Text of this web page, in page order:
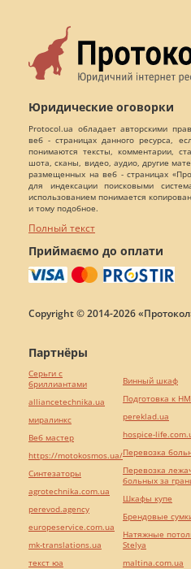
Юридические оговорки
Protocol.ua обладает авторскими
веб - страницах данного ресурса,
понимаются тексты, комментарии,
шота, сканы, видео, аудио, другие
размещенных на веб - страницах
для индексации поисковыми
использованием понимается
и тому подобное.
Полный текст
Приймаємо до оплати
Copyright © 2014-2026
Партнёры
Серьги с
бриллиантами
alliancetechnika.ua
миралинкс
Веб мастер
https://motokosmos.ua/
Синтезаторы
agrotechnika.com.ua
perevod.agency
europeservice.com.ua
mk-translations.ua
текст юа
Винный шкаф
Подготовка к
pereklad.ua
hospice-
Перевозка
Перевозка
больных за
Шкафы купе
Брендовые
Натяжные
Stelya
maltina.com.ua